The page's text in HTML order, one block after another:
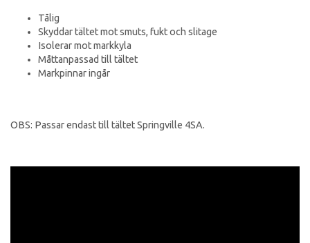
Tålig
Skyddar tältet mot smuts, fukt och slitage
Isolerar mot markkyla
Måttanpassad till tältet
Markpinnar ingår
OBS: Passar endast till tältet Springville 4SA.